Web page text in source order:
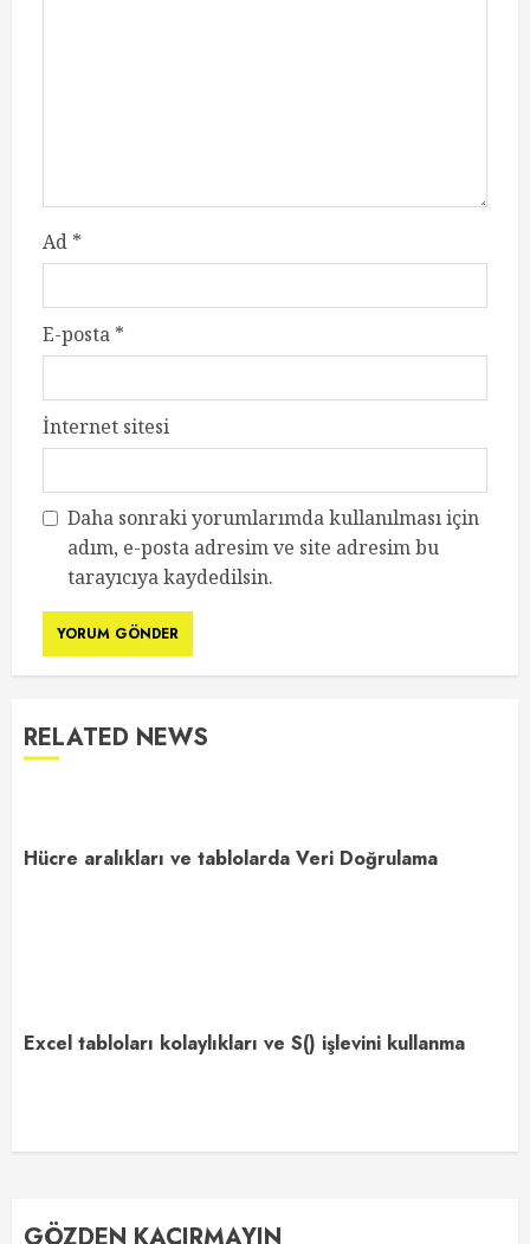
Ad *
E-posta *
İnternet sitesi
Daha sonraki yorumlarımda kullanılması için
adım, e-posta adresim ve site adresim bu
tarayıcıya kaydedilsin.
RELATED NEWS
Hücre aralıkları ve tablolarda Veri Doğrulama
Excel tabloları kolaylıkları ve S() işlevini kullanma